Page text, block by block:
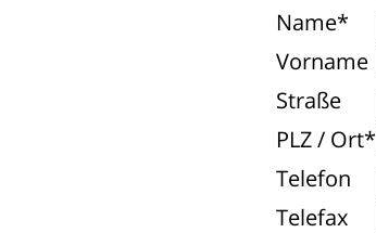
Name*
Vorname
Straße
PLZ / Ort*
Telefon
Telefax